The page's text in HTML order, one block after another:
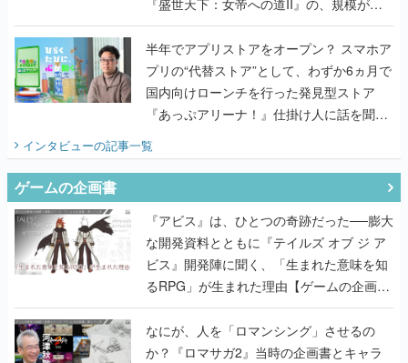
うこだわりをプロデューサーに聞いた
半年でアプリストアをオープン？ スマホア
プリの“代替ストア”として、わずか6ヵ月で
国内向けローンチを行った発見型ストア
『あっぷアリーナ！』仕掛け人に話を聞い
インタビューの記事一覧
ゲームの企画書
『アビス』は、ひとつの奇跡だった──膨大
な開発資料とともに『テイルズ オブ ジ ア
ビス』開発陣に聞く、「生まれた意味を知
るRPG」が生まれた理由【ゲームの企画
書】
なにが、人を「ロマンシング」させるの
か？『ロマサガ2』当時の企画書とキャラ